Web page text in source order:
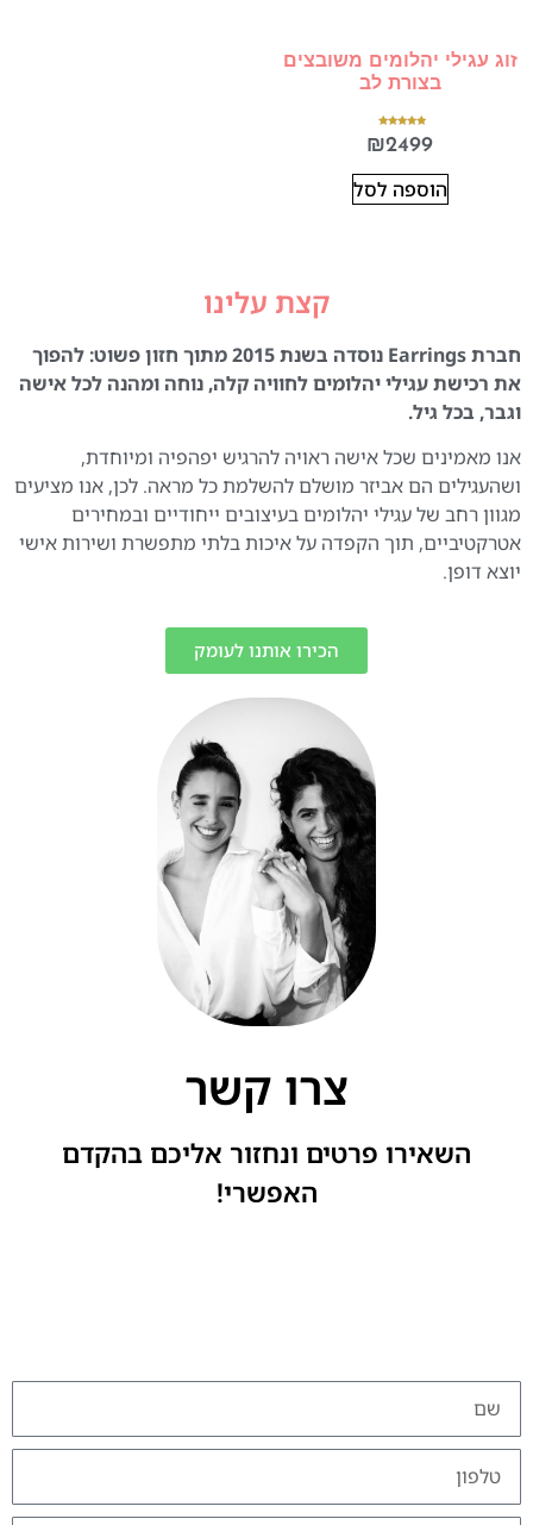
זוג עגילי יהלומים משובצים
בצורת לב
5.00
מתוך 5 ₪2499
הוספה לסל
קצת עלינו
חברת Earrings נוסדה בשנת 2015 מתוך חזון פשוט: להפוך
את רכישת עגילי יהלומים לחוויה קלה, נוחה ומהנה לכל אישה
וגבר, בכל גיל.
אנו מאמינים שכל אישה ראויה להרגיש יפהפיה ומיוחדת,
ושהעגילים הם אביזר מושלם להשלמת כל מראה. לכן, אנו מציעים
מגוון רחב של עגילי יהלומים בעיצובים ייחודיים ובמחירים
אטרקטיביים, תוך הקפדה על איכות בלתי מתפשרת ושירות אישי
יוצא דופן.
הכירו אותנו לעומק
צרו קשר
השאירו פרטים ונחזור אליכם בהקדם
האפשרי!